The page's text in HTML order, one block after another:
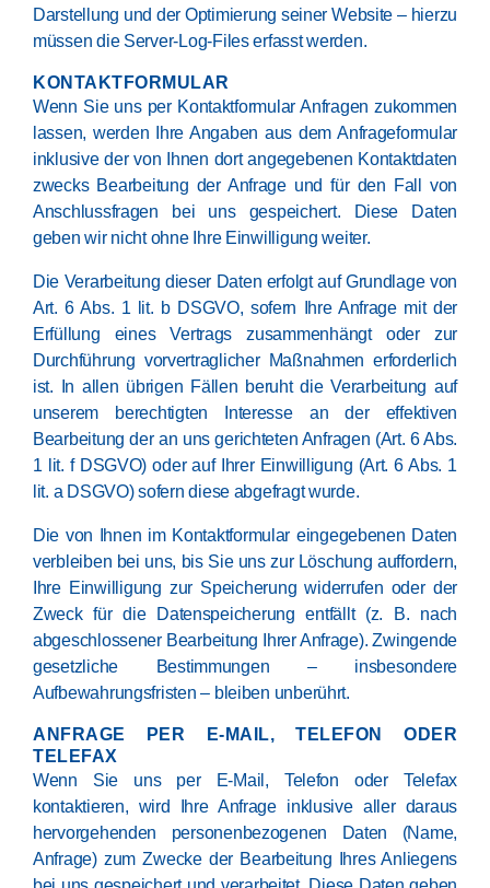
Darstellung und der Optimierung seiner Website – hierzu
müssen die Server-Log-Files erfasst werden.
KONTAKTFORMULAR
Wenn Sie uns per Kontaktformular Anfragen zukommen
lassen, werden Ihre Angaben aus dem Anfrageformular
inklusive der von Ihnen dort angegebenen Kontaktdaten
zwecks Bearbeitung der Anfrage und für den Fall von
Anschlussfragen bei uns gespeichert. Diese Daten
geben wir nicht ohne Ihre Einwilligung weiter.
Die Verarbeitung dieser Daten erfolgt auf Grundlage von
Art. 6 Abs. 1 lit. b DSGVO, sofern Ihre Anfrage mit der
Erfüllung eines Vertrags zusammenhängt oder zur
Durchführung vorvertraglicher Maßnahmen erforderlich
ist. In allen übrigen Fällen beruht die Verarbeitung auf
unserem berechtigten Interesse an der effektiven
Bearbeitung der an uns gerichteten Anfragen (Art. 6 Abs.
1 lit. f DSGVO) oder auf Ihrer Einwilligung (Art. 6 Abs. 1
lit. a DSGVO) sofern diese abgefragt wurde.
Die von Ihnen im Kontaktformular eingegebenen Daten
verbleiben bei uns, bis Sie uns zur Löschung auffordern,
Ihre Einwilligung zur Speicherung widerrufen oder der
Zweck für die Datenspeicherung entfällt (z. B. nach
abgeschlossener Bearbeitung Ihrer Anfrage). Zwingende
gesetzliche Bestimmungen – insbesondere
Aufbewahrungsfristen – bleiben unberührt.
ANFRAGE PER E-MAIL, TELEFON ODER
TELEFAX
Wenn Sie uns per E-Mail, Telefon oder Telefax
kontaktieren, wird Ihre Anfrage inklusive aller daraus
hervorgehenden personenbezogenen Daten (Name,
Anfrage) zum Zwecke der Bearbeitung Ihres Anliegens